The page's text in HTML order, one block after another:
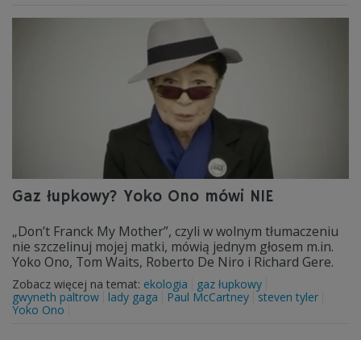
Gaz łupkowy? Yoko Ono mówi NIE
„Don’t Franck My Mother”, czyli w wolnym tłumaczeniu
nie szczelinuj mojej matki, mówią jednym głosem m.in.
Yoko Ono, Tom Waits, Roberto De Niro i Richard Gere.
Zobacz więcej na temat: ekologia
gaz łupkowy
gwyneth paltrow
lady gaga Paul McCartney steven tyler
Yoko Ono